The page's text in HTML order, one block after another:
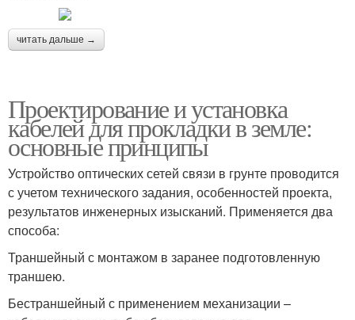
читать дальше →
Проектирование и установка
кабелей для прокладки в земле:
основные принципы
Устройство оптических сетей связи в грунте проводится
с учетом технического задания, особенностей проекта,
результатов инженерных изысканий. Применяется два
способа:
Траншейный с монтажом в заранее подготовленную
траншею.
Бестраншейный с применением механизации –